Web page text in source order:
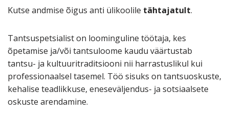
Kutse andmise õigus anti ülikoolile tähtajatult.
Tantsuspetsialist on loominguline töötaja, kes
õpetamise ja/või tantsuloome kaudu väärtustab
tantsu- ja kultuuritraditsiooni nii harrastuslikul kui
professionaalsel tasemel. Töö sisuks on tantsuoskuste,
kehalise teadlikkuse, eneseväljendus- ja sotsiaalsete
oskuste arendamine.